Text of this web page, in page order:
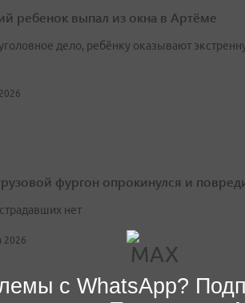
ребенок выпал из окна в Артёме
дело, ребёнку оказывают
фургон опрокинулся и
нет
2026
с WhatsApp?